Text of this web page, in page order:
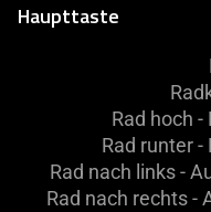
Haupttaste
Rad hoch
Rad runter
Rad nach links -
Rad nach rechts -